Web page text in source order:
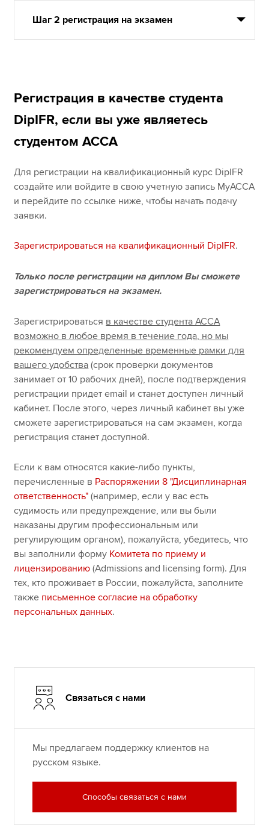
Шаг 2 регистрация на экзамен
Регистрация в качестве студента
DipIFR, если вы уже являетесь
студентом ACCA
Для регистрации на квалификационный курс DipIFR
создайте или войдите в свою учетную запись MyACCA
и перейдите по ссылке ниже, чтобы начать подачу
заявки.
Зарегистрироваться на квалификационный DipIFR.
Только после регистрации на диплом Вы сможете
зарегистрироваться на экзамен.
Зарегистрироваться в качестве студента АССА
возможно в любое время в течение года, но мы
рекомендуем определенные временные рамки для
вашего удобства (срок проверки документов
занимает от 10 рабочих дней), после подтверждения
регистрации придет email и станет доступен личный
кабинет. После этого, через личный кабинет вы уже
сможете зарегистрироваться на сам экзамен, когда
регистрация станет доступной.
Если к вам относятся какие-либо пункты,
перечисленные в Распоряжении 8 "Дисциплинарная
ответственность" (например, если у вас есть
судимость или предупреждение, или вы были
наказаны другим профессиональным или
регулирующим органом), пожалуйста, убедитесь, что
вы заполнили форму Комитета по приему и
лицензированию (Admissions and licensing form). Для
тех, кто проживает в России, пожалуйста, заполните
также письменное согласие на обработку
персональных данных.
Связаться с нами
Мы предлагаем поддержку клиентов на
русском языке.
Способы связаться с нами